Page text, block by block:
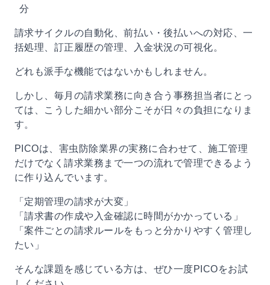
分
請求サイクルの自動化、前払い・後払いへの対応、一
括処理、訂正履歴の管理、入金状況の可視化。
どれも派手な機能ではないかもしれません。
しかし、毎月の請求業務に向き合う事務担当者にとっ
ては、こうした細かい部分こそが日々の負担になりま
す。
PICOは、害虫防除業界の実務に合わせて、施工管理
だけでなく請求業務まで一つの流れで管理できるよう
に作り込んでいます。
「定期管理の請求が大変」
「請求書の作成や入金確認に時間がかかっている」
「案件ごとの請求ルールをもっと分かりやすく管理し
たい」
そんな課題を感じている方は、ぜひ一度PICOをお試